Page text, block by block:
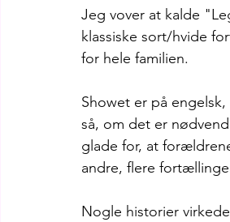
Jeg vover at kalde
klassiske sort/hvide
for hele familien.
Showet er på
så, om det er
glade for, at
andre, flere
Nogle historier